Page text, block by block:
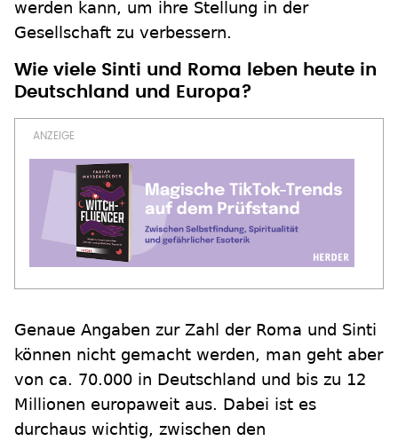
werden kann, um ihre Stellung in der
Gesellschaft zu verbessern.
Wie viele Sinti und Roma leben heute in
Deutschland und Europa?
Genaue Angaben zur Zahl der Roma und Sinti
können nicht gemacht werden, man geht aber
von ca. 70.000 in Deutschland und bis zu 12
Millionen europaweit aus. Dabei ist es
durchaus wichtig, zwischen den